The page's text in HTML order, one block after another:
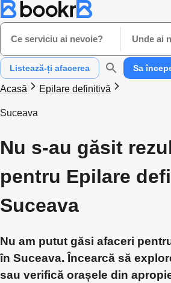
Ce serviciu ai nevoie? Unde ai
Listează-ți afacerea Sa
Acasă Epilare definitivă
Suceava
Nu s-au găsit
pentru Epilare
Suceava
Nu am putut găsi afaceri
în Suceava. Încearcă să
sau verifică orașele din